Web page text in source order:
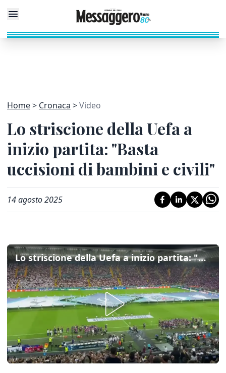
Home Cronaca Video
Lo striscione della Uefa a
inizio partita: "Basta
uccisioni di bambini e civili"
14 agosto 2025
Lo striscione della Uefa a inizio partita: "Basta uccisioni di bambini e civili"